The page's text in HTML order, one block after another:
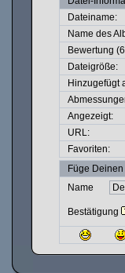
Dateiname:
Name des
Bewertung
Dateigröße:
Hinzugefügt
Angezeigt:
URL:
Favoriten:
Füge
Name
Bestätigung